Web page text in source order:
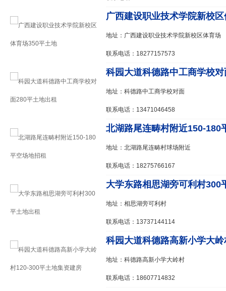
广西建设职业技术学院新校
地址：广西建设职业技术学院新校区体育场
联系电话：18277157573
科园大道科德路中工商学校
地址：科德路中工商学校对面
联系电话：13471046458
北湖路尾连畴村附近150-180
地址：北湖路尾连畴村球场附近
联系电话：18275766167
大学东路相思湖旁可利村300
地址：相思湖旁可利村
联系电话：13737144114
科园大道科德路高新小学大
地址：科德路高新小学大岭村
联系电话：18607714832